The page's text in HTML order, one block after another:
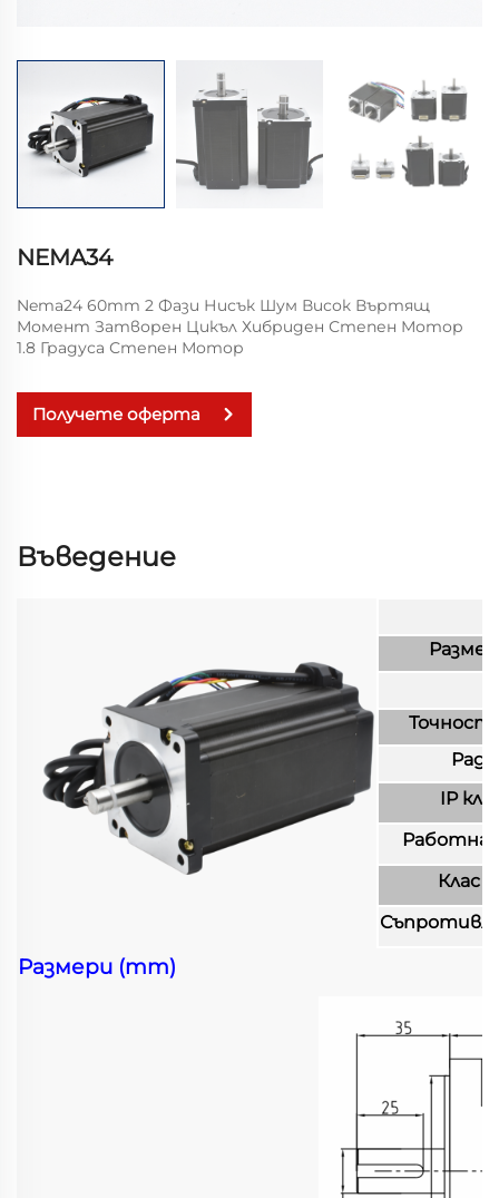
NEMA34
Nema24 60mm 2 Фази Нисък Шум Висок Въртящ
Момент Затворен Цикъл Хибриден Степен Мотор
1.8 Градуса Степен Мотор
Получете оферта
Въведение
IP
Работна
Клас
Размери (mm)